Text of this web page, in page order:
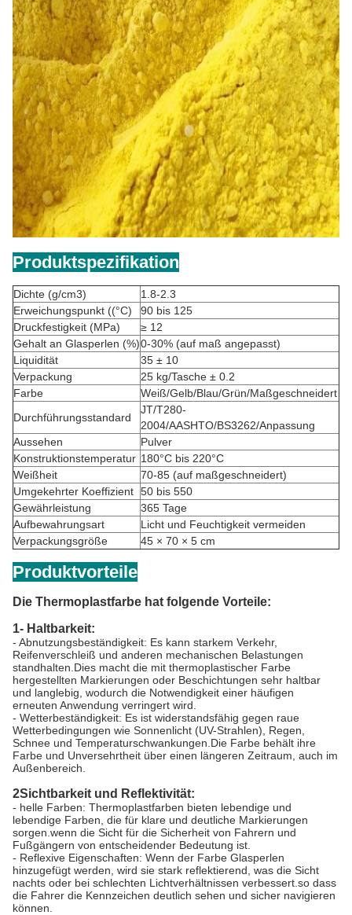
Produktspezifikation
Dichte (g/cm3)
1.8-2.3
Erweichungspunkt ((°C)
90 bis 125
Druckfestigkeit (MPa)
≥ 12
Gehalt an Glasperlen (%)0-30% (auf maß angepasst)
Liquidität
35 ± 10
Verpackung
25 kg/Tasche ± 0.2
Farbe
Weiß/Gelb/Blau/Grün/Maßgeschneidert
Durchführungsstandard
JT/T280-
2004/AASHTO/BS3262/Anpassung
Aussehen
Pulver
Konstruktionstemperatur 180°C bis 220°C
Weißheit
70-85 (auf maßgeschneidert)
Umgekehrter Koeffizient 50 bis 550
Gewährleistung
365 Tage
Aufbewahrungsart
Licht und Feuchtigkeit vermeiden
Verpackungsgröße
45 × 70 × 5 cm
Produktvorteile
Die Thermoplastfarbe hat folgende Vorteile:
1- Haltbarkeit:
- Abnutzungsbeständigkeit: Es kann starkem Verkehr,
Reifenverschleiß und anderen mechanischen Belastungen
standhalten.Dies macht die mit thermoplastischer Farbe
hergestellten Markierungen oder Beschichtungen sehr haltbar
und langlebig, wodurch die Notwendigkeit einer häufigen
erneuten Anwendung verringert wird.
- Wetterbeständigkeit: Es ist widerstandsfähig gegen raue
Wetterbedingungen wie Sonnenlicht (UV-Strahlen), Regen,
Schnee und Temperaturschwankungen.Die Farbe behält ihre
Farbe und Unversehrtheit über einen längeren Zeitraum, auch im
Außenbereich.
2Sichtbarkeit und Reflektivität:
- helle Farben: Thermoplastfarben bieten lebendige und
lebendige Farben, die für klare und deutliche Markierungen
sorgen.wenn die Sicht für die Sicherheit von Fahrern und
Fußgängern von entscheidender Bedeutung ist.
- Reflexive Eigenschaften: Wenn der Farbe Glasperlen
hinzugefügt werden, wird sie stark reflektierend, was die Sicht
nachts oder bei schlechten Lichtverhältnissen verbessert.so dass
die Fahrer die Kennzeichen deutlich sehen und sicher navigieren
können.